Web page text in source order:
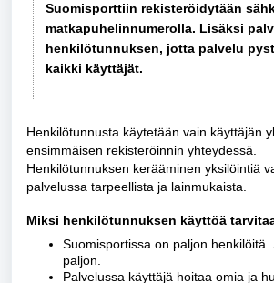
Suomisporttiin rekisteröidytään
matkapuhelinnumerolla. Lisäksi
henkilötunnuksen, jotta palvelu
kaikki käyttäjät.
Henkilötunnusta käytetään vain käyttäjän
ensimmäisen rekisteröinnin yhteydessä.
Henkilötunnuksen kerääminen yksilöintiä
palvelussa tarpeellista ja lainmukaista.
Miksi henkilötunnuksen käyttöä
Suomisportissa on paljon henkilöitä.
paljon.
Palvelussa käyttäjä hoitaa omia ja